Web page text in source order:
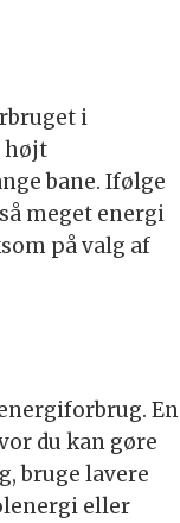
i
højt
bane. Ifølge
meget energi
på valg af
En
du kan gøre
bruge lavere
eller